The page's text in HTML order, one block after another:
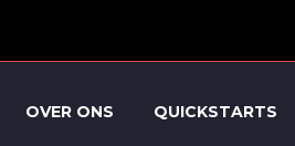
OVER ONS QUICKSTARTS